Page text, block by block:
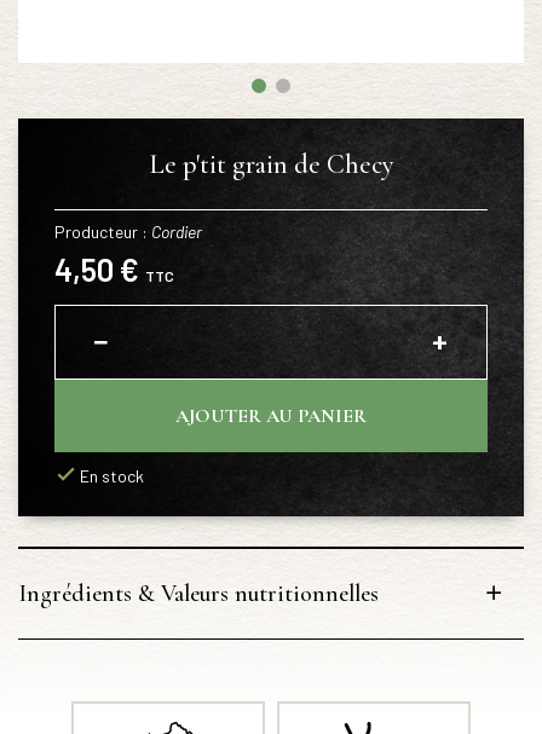
Le p'tit grain de Checy
Producteur : Cordier
4,50 € TTC
− +
AJOUTER AU PANIER
En stock
Ingrédients & Valeurs nutritionnelles